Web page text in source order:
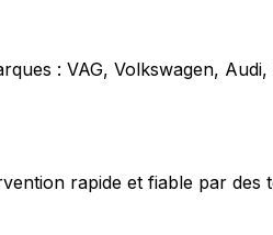
: VAG, Volkswagen,
rapide et fiable par des